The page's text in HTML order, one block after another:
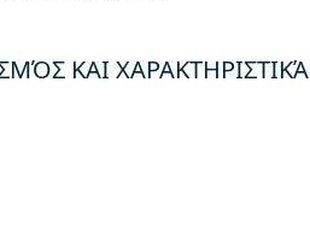
ΚΑΙ ΧΑΡΑΚΤΗΡΙΣΤΙΚΆ